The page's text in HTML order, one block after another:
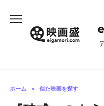
ホーム » 似た映画を探す